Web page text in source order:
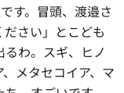
す。冒頭、渡邉さ
さい」とこども
わ。スギ、ヒノ
メタセコイア、マ